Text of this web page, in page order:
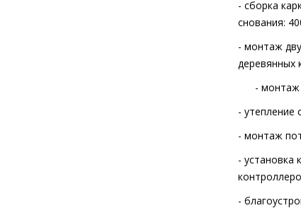
- сборка
снования:
- монтаж
деревянных
- монтаж
- утепление
- монтаж
- установка
-